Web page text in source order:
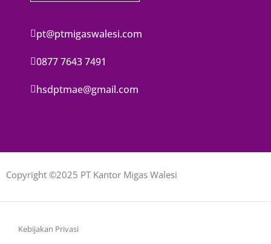
pt@ptmigaswalesi.com
0877 7643 7491
hsdptmae@gmail.com
Copyright ©2025 PT Kantor Migas Walesi
Kebijakan Privasi